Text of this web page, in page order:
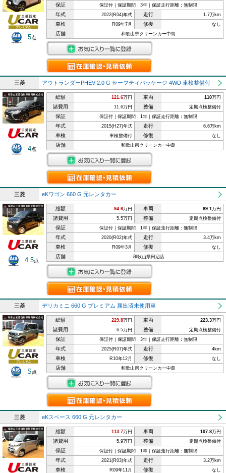
5点
保証 保証付｜保証期間：3年｜保証走行距離：無制限
年式 2022(R04)年式 走行 1.7万km
車検 R09年7月 修復 なし
店舗 和歌山県クリーンカー中島
三菱 アウトランダーPHEV 2.0 G セーフティパッケージ 4WD 車検整備付
4点
総額 121.6万円 車両 110万円
諸費用 11.6万円 整備 定期点検整備付
保証 保証付｜保証期間：1年｜保証走行距離：無制限
年式 2015(H27)年式 走行 6.6万km
車検 車検整備付 修復 なし
店舗 和歌山県クリーンカー中島
三菱 eKワゴン 660 G 元レンタカー
4.5点
総額 94.6万円 車両 89.1万円
諸費用 5.5万円 整備 定期点検整備付
保証 保証付｜保証期間：1年｜保証走行距離：無制限
年式 2020(R02)年式 走行 3.4万km
車検 R09年3月 修復 なし
店舗 和歌山県田辺店
三菱 デリカミニ 660 G プレミアム 届出済未使用車
S点
総額 229.8万円 車両 223.3万円
諸費用 6.5万円 整備 定期点検整備付
保証 保証付｜保証期間：3年｜保証走行距離：無制限
年式 2025(R07)年式 走行 4km
車検 R10年12月 修復 なし
店舗 和歌山県クリーンカー中島
三菱 eKスペース 660 G 元レンタカー
総額 113.7万円 車両 107.8万円
諸費用 5.9万円 整備 定期点検整備付
保証 保証付｜保証期間：1年｜保証走行距離：無制限
年式 2021(R03)年式 走行 3.2万km
車検 R09年11月 修復 なし